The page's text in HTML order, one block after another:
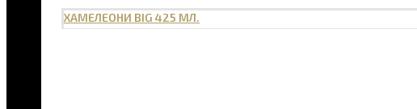
ХАМЕЛЕОНИ BIG 425 МЛ.